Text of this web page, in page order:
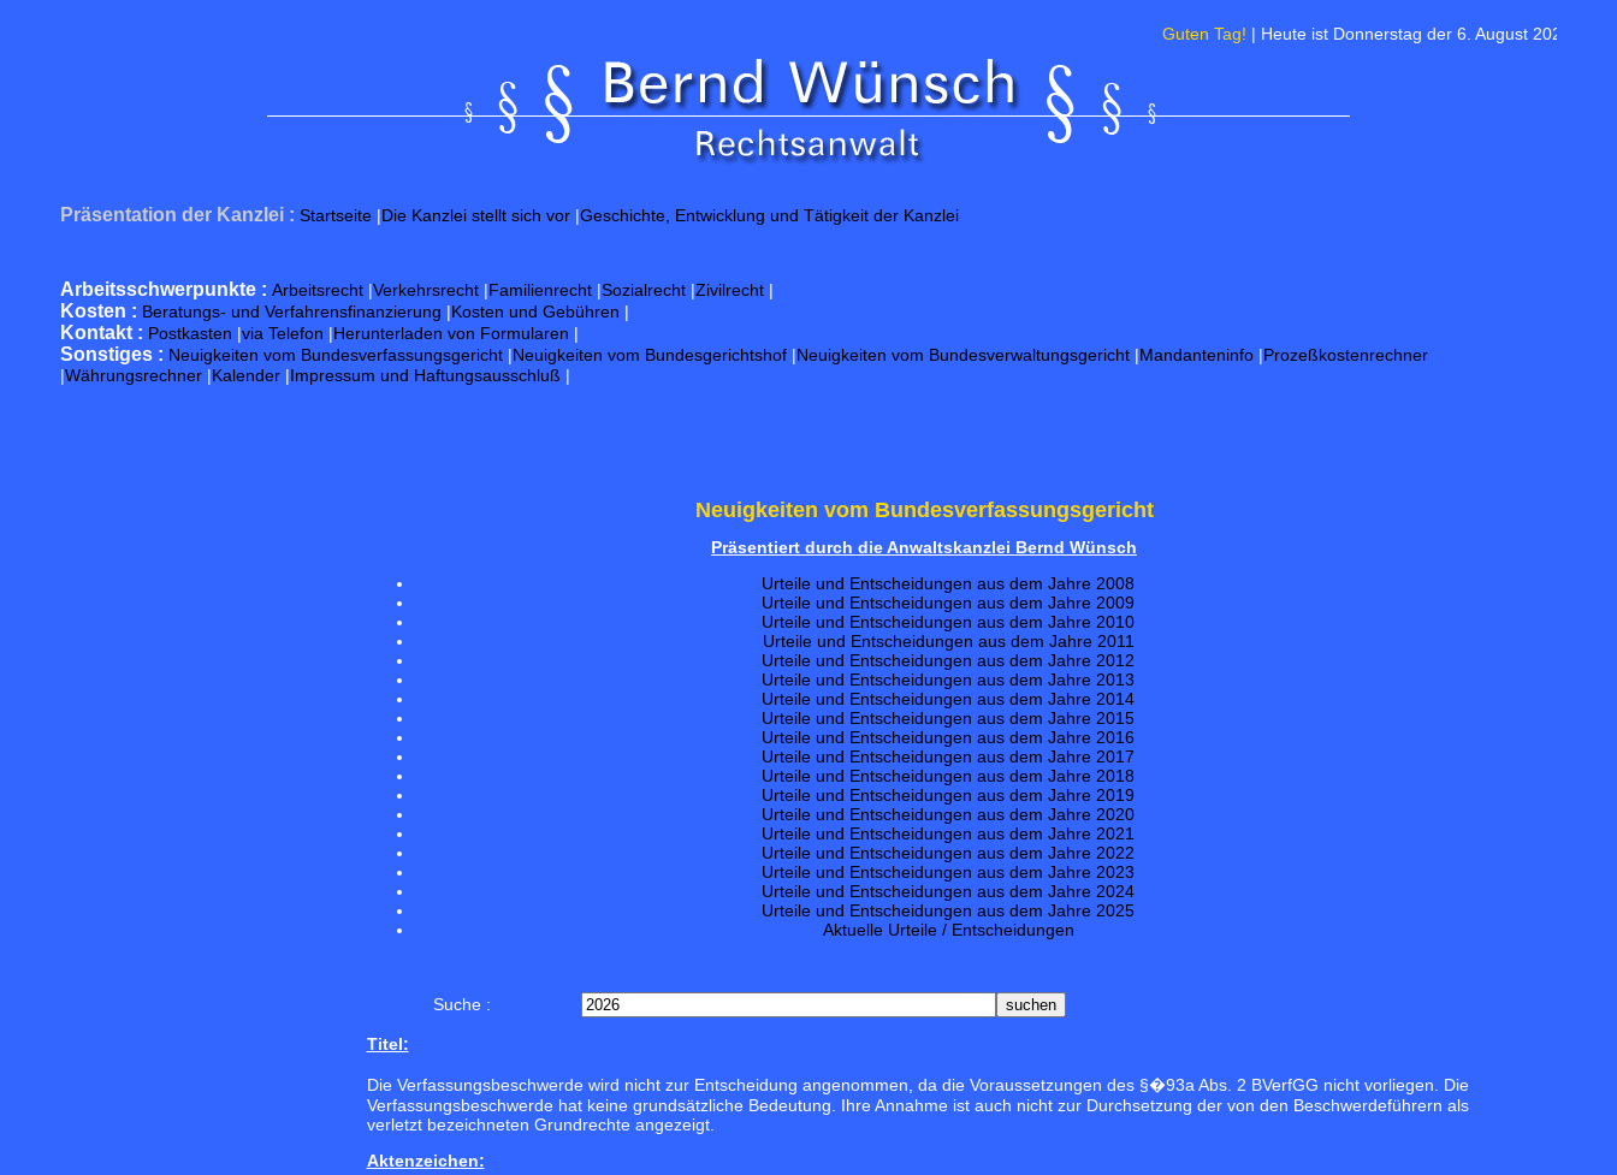
Guten Tag!| Heute ist Donnerstag der 6. August 2026 |
Präsentation der Kanzlei : Startseite |Die Kanzlei stellt sich vor |Geschichte, Entwicklung und Tätigkeit der Kanzlei
Arbeitsschwerpunkte : Arbeitsrecht |Verkehrsrecht |Familienrecht |Sozialrecht |Zivilrecht |
Kosten : Beratungs- und Verfahrensfinanzierung |Kosten und Gebühren |
Kontakt : Postkasten |via Telefon |Herunterladen von Formularen |
Sonstiges : Neuigkeiten vom Bundesverfassungsgericht |Neuigkeiten vom Bundesgerichtshof |Neuigkeiten vom Bundesverwaltungsgericht |Mandanteninfo |Prozeßkostenrechner
|Währungsrechner |Kalender |Impressum und Haftungsausschluß |
Neuigkeiten vom Bundesverfassungsgericht
Präsentiert durch die Anwaltskanzlei Bernd Wünsch
Urteile und Entscheidungen aus dem Jahre 2008
Urteile und Entscheidungen aus dem Jahre 2009
Urteile und Entscheidungen aus dem Jahre 2010
Urteile und Entscheidungen aus dem Jahre 2011
Urteile und Entscheidungen aus dem Jahre 2012
Urteile und Entscheidungen aus dem Jahre 2013
Urteile und Entscheidungen aus dem Jahre 2014
Urteile und Entscheidungen aus dem Jahre 2015
Urteile und Entscheidungen aus dem Jahre 2016
Urteile und Entscheidungen aus dem Jahre 2017
Urteile und Entscheidungen aus dem Jahre 2018
Urteile und Entscheidungen aus dem Jahre 2019
Urteile und Entscheidungen aus dem Jahre 2020
Urteile und Entscheidungen aus dem Jahre 2021
Urteile und Entscheidungen aus dem Jahre 2022
Urteile und Entscheidungen aus dem Jahre 2023
Urteile und Entscheidungen aus dem Jahre 2024
Urteile und Entscheidungen aus dem Jahre 2025
Aktuelle Urteile / Entscheidungen
Suche :
Titel:
Die Verfassungsbeschwerde wird nicht zur Entscheidung angenommen, da die Voraussetzungen des §�93a Abs. 2 BVerfGG nicht vorliegen. Die
Verfassungsbeschwerde hat keine grundsätzliche Bedeutung. Ihre Annahme ist auch nicht zur Durchsetzung der von den Beschwerdeführern als
verletzt bezeichneten Grundrechte angezeigt.
Aktenzeichen: